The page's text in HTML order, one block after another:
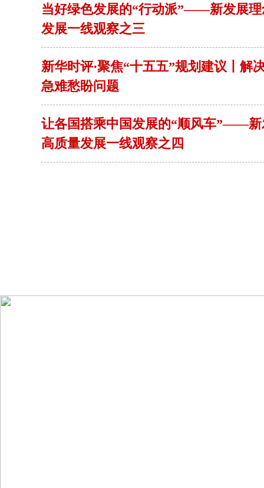
当好绿色发展的“行动派”——新发展理
发展一线观察之三
新华时评·聚焦“十五五”规划建议丨解
急难愁盼问题
让各国搭乘中国发展的“顺风车”——新
高质量发展一线观察之四